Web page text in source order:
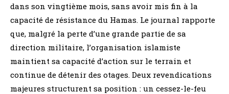
dans son vingtième mois, sans avoir mis fin à la
capacité de résistance du Hamas. Le journal rapporte
que, malgré la perte d’une grande partie de sa
direction militaire, l’organisation islamiste
maintient sa capacité d’action sur le terrain et
continue de détenir des otages. Deux revendications
majeures structurent sa position : un cessez-le-feu